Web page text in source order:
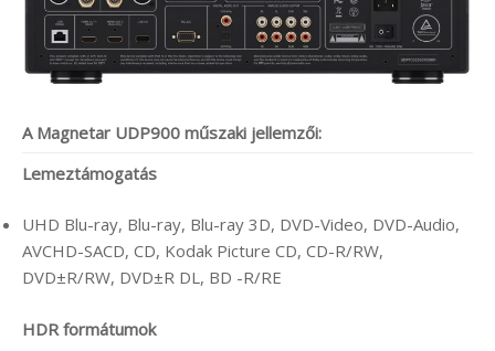
A Magnetar UDP900 műszaki jellemzői:
Lemeztámogatás
UHD Blu-ray, Blu-ray, Blu-ray 3D, DVD-Video, DVD-Audio,
AVCHD-SACD, CD, Kodak Picture CD, CD-R/RW,
DVD±R/RW, DVD±R DL, BD -R/RE
HDR formátumok